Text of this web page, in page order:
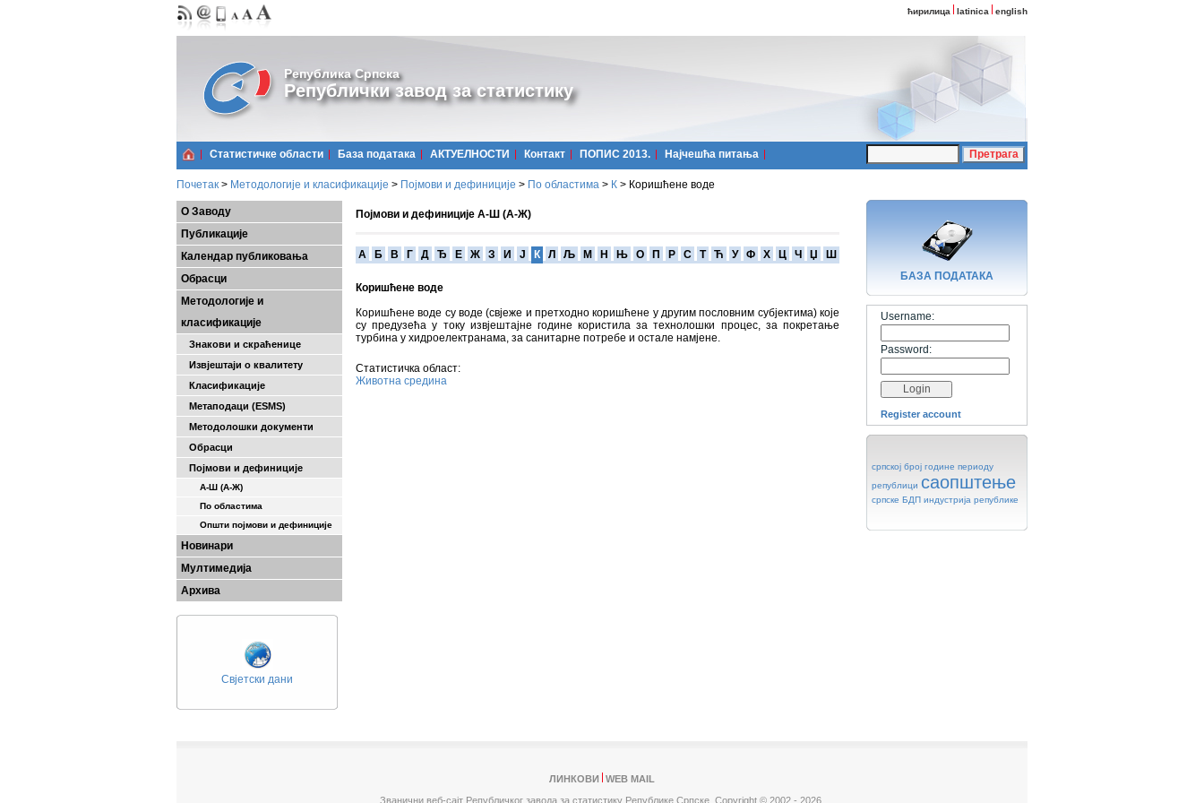
ћирилица latinica english
Република Српска
Републички завод за статистику
Статистичке области Базa података АКТУЕЛНОСТИ Контакт ПОПИС 2013. Најчешћa питања
Почетак > Методологије и класификације > Појмови и дефиниције > По областима > К > Коришћене воде
О Заводу
Публикације
Календар публиковања
Обрасци
Методологије и
класификације
Знакови и скраћенице
Извјештаји о квалитету
Класификације
Метаподаци (ESMS)
Методолошки документи
Обрасци
Појмови и дефиниције
А-Ш (A-Ж)
По областима
Општи појмови и дефиниције
Новинари
Мултимедија
Архива
Свјетски дани
Појмови и дефиниције А-Ш (А-Ж)
A Б В Г Д Ђ Е Ж З И Ј К Л Љ М Н Њ О П Р С Т Ћ У Ф Х Ц Ч Џ Ш
Коришћене воде
Коришћене воде су воде (свјеже и претходно коришћене у другим пословним субјектима) које
су предузећа у току извјештајне године користила за технолошки процес, за покретање
турбина у хидроелектранама, за санитарне потребе и остале намјене.
Статистичка област:
Животна средина
БАЗA ПОДАТАКА
Username:
Password:
Register account
српској број године периоду
републици саопштење
српске БДП индустрија републике
ЛИНКОВИ
WEB MAIL
Званични веб-сајт Републичког завода за статистику Републике Српске, Copyright © 2002 - 2026.